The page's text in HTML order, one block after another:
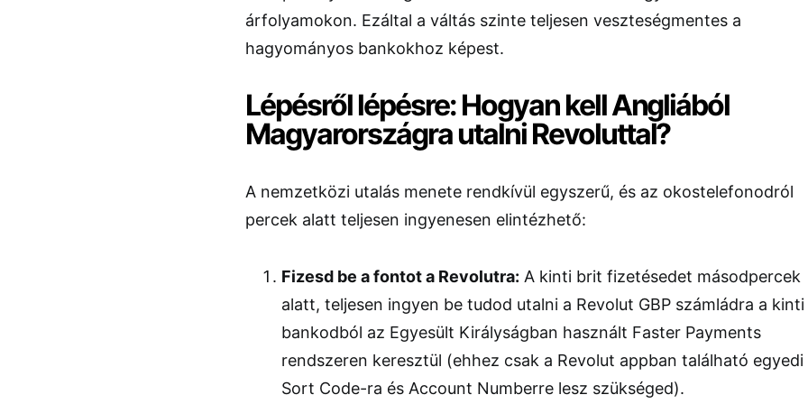
árfolyamokon. Ezáltal a váltás szinte teljesen veszteségmentes a
hagyományos bankokhoz képest.
Lépésről lépésre: Hogyan kell Angliából
Magyarországra utalni Revoluttal?
A nemzetközi utalás menete rendkívül egyszerű, és az okostelefonodról
percek alatt teljesen ingyenesen elintézhető:
Fizesd be a fontot a Revolutra: A kinti brit fizetésedet másodpercek
alatt, teljesen ingyen be tudod utalni a Revolut GBP számládra a kinti
bankodból az Egyesült Királyságban használt Faster Payments
rendszeren keresztül (ehhez csak a Revolut appban található egyedi
Sort Code-ra és Account Numberre lesz szükséged).